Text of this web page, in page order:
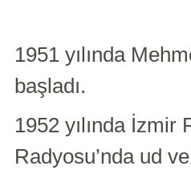
1951 yılında
başladı.
1952 yılında İzmir
Radyosu’nda ud